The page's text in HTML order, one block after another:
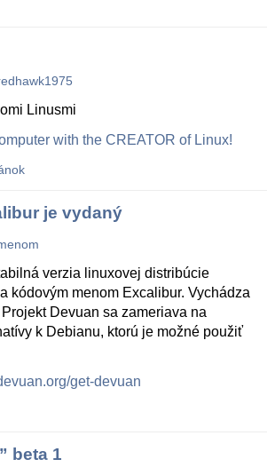
Linusmi
with the CREATOR of Linux!
je vydaný
verzia linuxovej distribúcie
kódovým menom Excalibur. Vychádza
Devuan sa zameriava na
k Debianu, ktorú je možné použiť
get-devuan
beta 1